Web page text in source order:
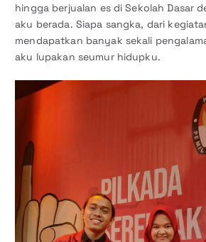
hingga berjualan es di Sekolah Dasar
aku berada. Siapa sangka, dari
mendapatkan banyak sekali
aku lupakan seumur hidupku.